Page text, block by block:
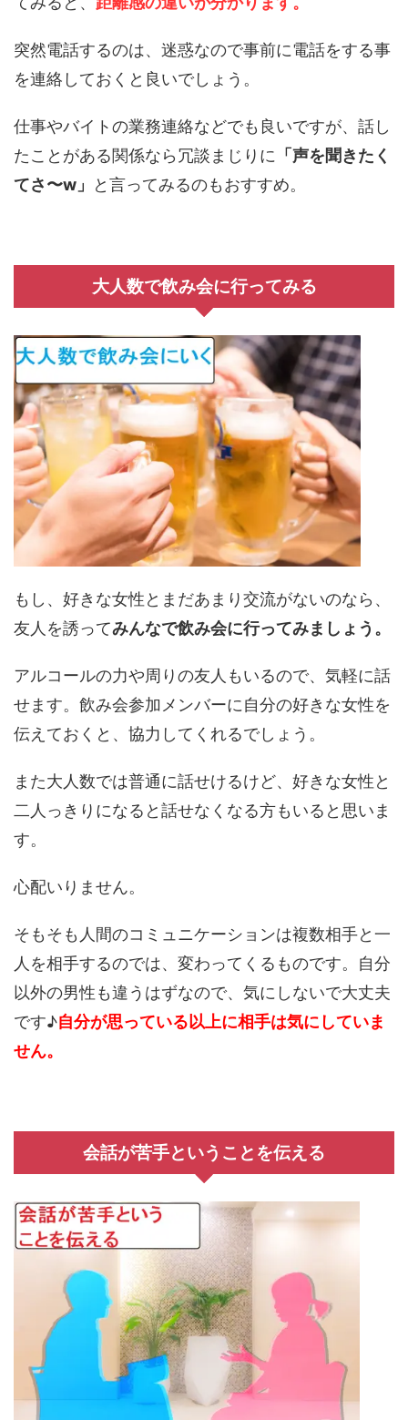
突然電話するのは、迷惑なので事前に電話をする事
を連絡しておくと良いでしょう。
仕事やバイトの業務連絡などでも良いですが、話し
たことがある関係なら冗談まじりに 「声を聞きたく
てさ〜w」
と言ってみるのもおすすめ。
大人数で飲み会に行ってみる
もし、好きな女性とまだあまり交流がないのなら、
友人を誘ってみんなで飲み会に行ってみましょう。
アルコールの力や周りの友人もいるので、気軽に話
せます。飲み会参加メンバーに自分の好きな女性を
伝えておくと、協力してくれるでしょう。
また大人数では普通に話せけるけど、好きな女性と
二人っきりになると話せなくなる方もいると思いま
す。
心配いりません。
そもそも人間のコミュニケーションは複数相手と一
人を相手するのでは、変わってくるものです。自分
以外の男性も違うはずなので、気にしないで大丈夫
です♪自分が思っている以上に相手は気にしていま
せん。
会話が苦手ということを伝える